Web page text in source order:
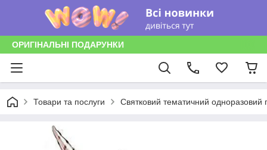
ОРИГІНАЛЬНІ ПОДАРУНКИ
Товари та послуги Святковий тематичний одноразовий